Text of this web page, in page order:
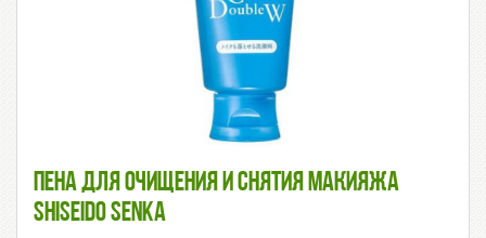
Пена Для Очищения И Снятия Макияжа
Shiseido Senka